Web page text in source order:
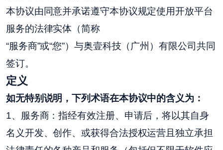
本协议由同意并承诺遵守本协议规定使用开放平台
服务的法律实体（简称
“服务商”或“您”）与奥壹科技（广州）有限公司共同
签订。
定义
如无特别说明，下列术语在本协议中的含义为：
1、服务商：指经有效注册、申请后，将以其自身
名义开发、创作、或获得合法授权运营且独立承担